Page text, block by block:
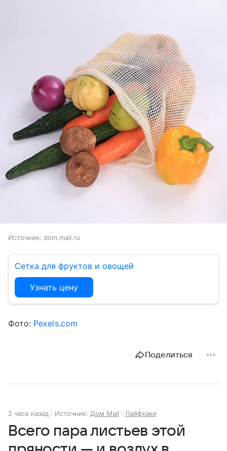
Источник: dom.mail.ru
Сетка для фруктов и овощей
Узнать цену
Фото: Pexels.com
Поделиться
2 часа назад Источник: Дом Mail Лайфхаки
Всего пара листьев этой